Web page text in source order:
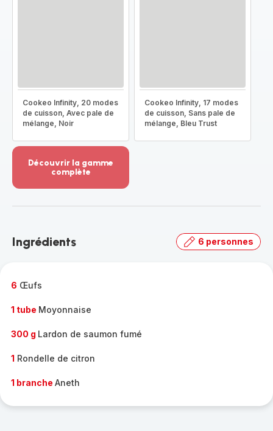
Cookeo Infinity, 20 modes
de cuisson, Avec pale de
mélange, Noir
Cookeo Infinity, 17 modes
de cuisson, Sans pale de
mélange, Bleu Trust
Découvrir la gamme
complète
-
gamme
Ingrédients 6 personnes
6 Œufs
1 tube Moyonnaise
300 g Lardon de saumon fumé
1 Rondelle de citron
1 branche Aneth